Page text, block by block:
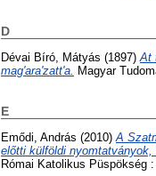
D
Dévai Bíró, Mátyás (1897)At
mag'ara'zatt'a. Magyar
E
Emődi, András (2010) A
előtti külföldi nyomtatványok,
Római Katolikus Püspökség